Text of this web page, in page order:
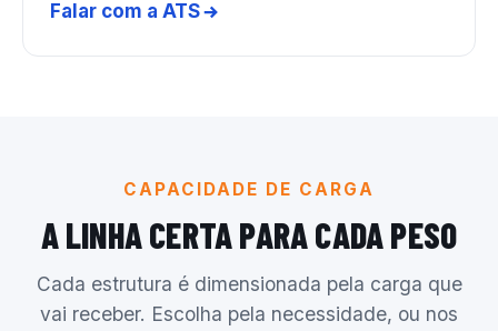
Falar com a ATS
CAPACIDADE DE CARGA
A LINHA CERTA PARA CADA PESO
Cada estrutura é dimensionada pela carga que
vai receber. Escolha pela necessidade, ou nos